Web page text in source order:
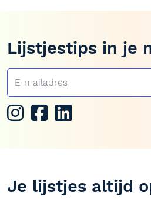
Lijstjestips in je
Je lijstjes altijd